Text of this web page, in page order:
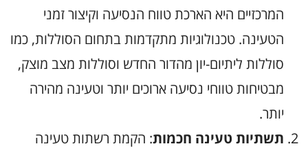
המרכזיים היא הארכת טווח הנסיעה וקיצור זמני
הטעינה. טכנולוגיות מתקדמות בתחום הסוללות, כמו
סוללות ליתיום-יון מהדור החדש וסוללות מצב מוצק,
מבטיחות טווחי נסיעה ארוכים יותר וטעינה מהירה
יותר.
תשתיות טעינה חכמות: הקמת רשתות טעינה